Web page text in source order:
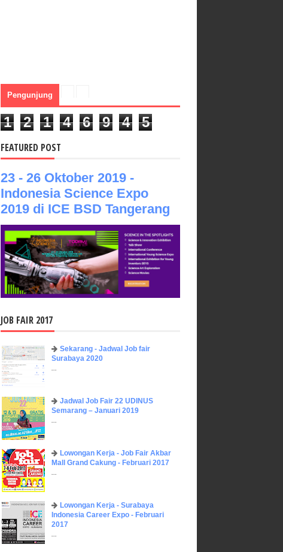
Pengunjung
1 2 1 4 6 9 4 5
FEATURED POST
23 - 26 Oktober 2019 -
Indonesia Science Expo
2019 di ICE BSD Tangerang
JOB FAIR 2017
Sekarang - Jadwal Job fair
Surabaya 2020
...
Jadwal Job Fair 22 UDINUS
Semarang – Januari 2019
...
Lowongan Kerja - Job Fair ​Akbar ​
Mall Grand Cakung - Februari 2017
...
Lowongan Kerja - Surabaya
Indonesia Career Expo - Februari
2017
...